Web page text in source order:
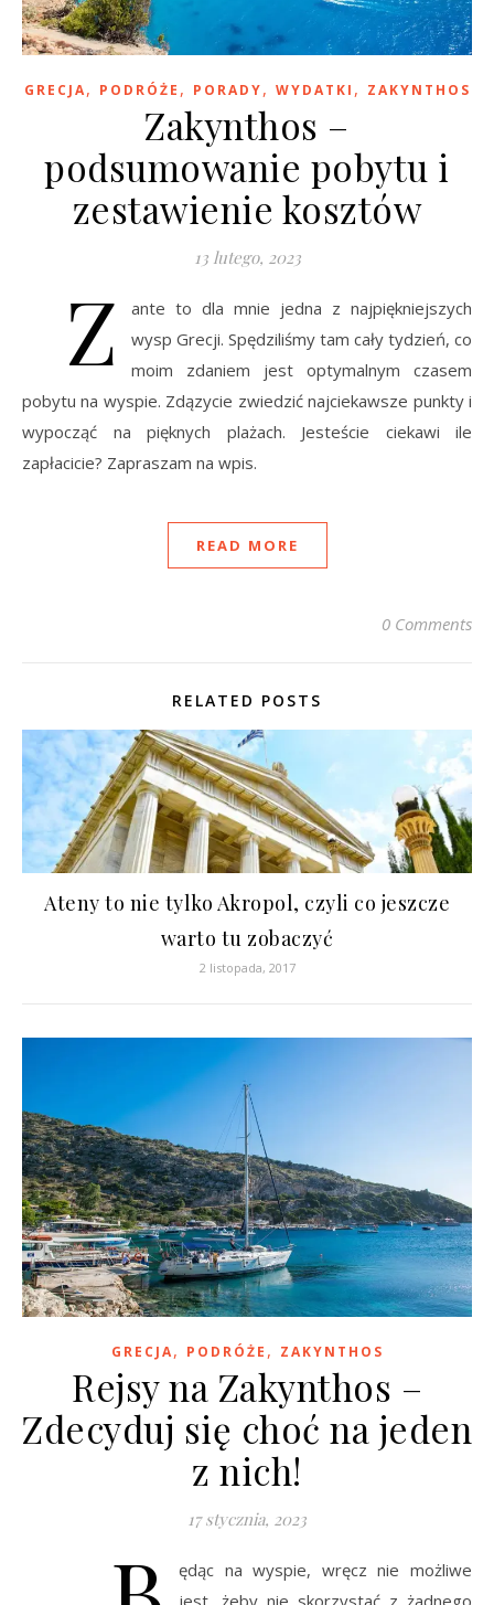
GRECJA, PODRÓŻE , PORADY, WYDATKI , ZAKYNTHOS
Zakynthos –
podsumowanie pobytu i
zestawienie kosztów
13 lutego, 2023
Z
ante to dla mnie jedna z najpiękniejszych
wysp Grecji. Spędziliśmy tam cały tydzień, co
moim zdaniem jest optymalnym czasem
pobytu na wyspie. Zdązycie zwiedzić najciekawsze punkty i
wypocząć na pięknych plażach. Jesteście ciekawi ile
zapłacicie? Zapraszam na wpis.
READ MORE
0 Comments
RELATED POSTS
Ateny to nie tylko Akropol, czyli co jeszcze
warto tu zobaczyć
2 listopada, 2017
GRECJA, PODRÓŻE , ZAKYNTHOS
Rejsy na Zakynthos –
Zdecyduj się choć na jeden
z nich!
17 stycznia, 2023
ędąc na wyspie, wręcz nie możliwe
jest, żeby nie skorzystać z żadnego